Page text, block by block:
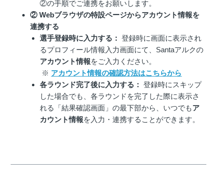
②の手順でご連携をお願いします。
② Webブラウザの特設ページからアカウント情報を
連携する
選手登録時に入力する： 登録時に画面に表示され
るプロフィール情報入力画面にて、Santaアルクの
アカウント情報をご入力ください。
※ アカウント情報の確認方法はこちらから
各ラウンド完了後に入力する： 登録時にスキップ
した場合でも、各ラウンドを完了した際に表示さ
れる「結果確認画面」の最下部から、いつでもア
カウント情報を入力・連携することができます。